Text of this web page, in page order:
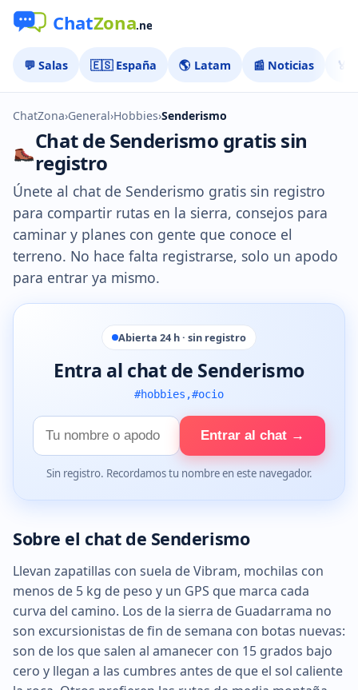
💬 Salas 🇪🇸 España 🌎 Latam 📰 Noticias 🏅
ChatZona›General›Hobbies›Senderismo
Chat de Senderismo gratis sin
registro
Únete al chat de Senderismo gratis sin registro
para compartir rutas en la sierra, consejos para
caminar y planes con gente que conoce el
terreno. No hace falta registrarse, solo un apodo
para entrar ya mismo.
Abierta 24 h · sin registro
Entra al chat de Senderismo
#hobbies,#ocio
Tu
nombre
Entrar al chat →
Sin registro. Recordamos tu nombre en este navegador.
Sobre el chat de Senderismo
Llevan zapatillas con suela de Vibram, mochilas con
menos de 5 kg de peso y un GPS que marca cada
curva del camino. Los de la sierra de Guadarrama no
son excursionistas de fin de semana con botas nuevas:
son de los que salen al amanecer con 15 grados bajo
cero y llegan a las cumbres antes de que el sol caliente